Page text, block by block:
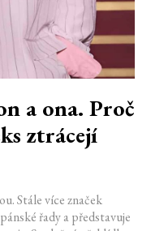
a ona. Proč
ztrácejí
Stále více značek
řady a představuje